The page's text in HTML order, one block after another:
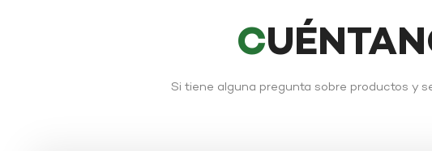
Si tiene alguna pregunta sobre productos y